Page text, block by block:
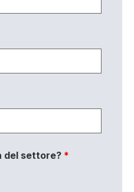
del settore? *